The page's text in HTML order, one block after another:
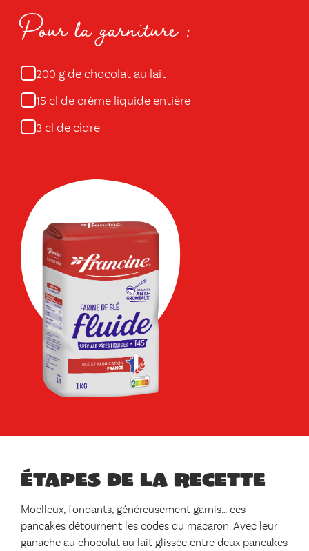
Pour la garniture :
200 g de chocolat au lait
15 cl de crème liquide entière
3 cl de cidre
Étapes de la recette
Moelleux, fondants, généreusement garnis… ces
pancakes détournent les codes du macaron. Avec leur
ganache au chocolat au lait glissée entre deux pancakes